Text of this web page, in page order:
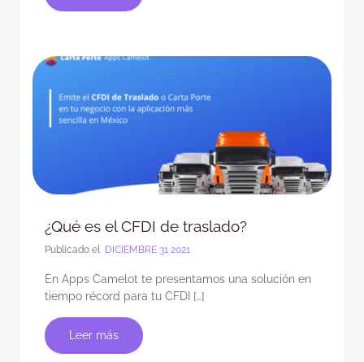
¿Qué es el CFDI de traslado?
Publicado el DICIEMBRE 31 2021
En Apps Camelot te presentamos una solución en
tiempo récord para tu CFDI […]
Leer más